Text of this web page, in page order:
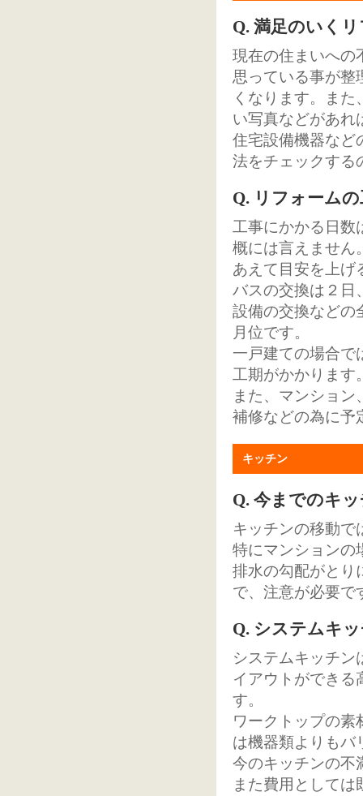
Q. 満足のいく
現在の住まいへの
思っている事が整
くなります。ま
い写真などがあれ
住宅設備機器など
法をチェックする
Q. リフォーム
工事にかかる日数
概には言えません
あえて目安を上げ
バスの交換は２日
設備の交換などの
月位です。
一戸建ての場合で
工期がかかります
また、マンショ
補修などの為に予
キッチン
Q. 今までのキ
キッチンの移動で
特にマンションの
排水の勾配がとり
で、注意が必要で
Q. システムキ
システムキッチン
イアウトができる
す。
ワークトップの素
は機器類よりもバ
今のキッチンの不
また費用として